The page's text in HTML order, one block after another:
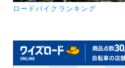
ロードバイクランキング